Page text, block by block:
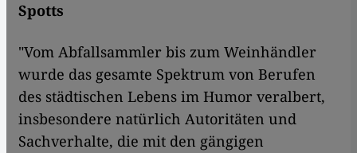
Spotts
"Vom Abfallsammler bis zum Weinhändler
wurde das gesamte Spektrum von Berufen
des städtischen Lebens im Humor veralbert,
insbesondere natürlich Autoritäten und
Sachverhalte, die mit den gängigen